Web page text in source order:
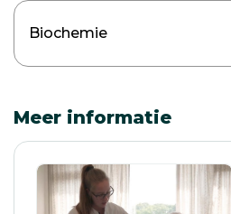
Biochemie
Meer informatie